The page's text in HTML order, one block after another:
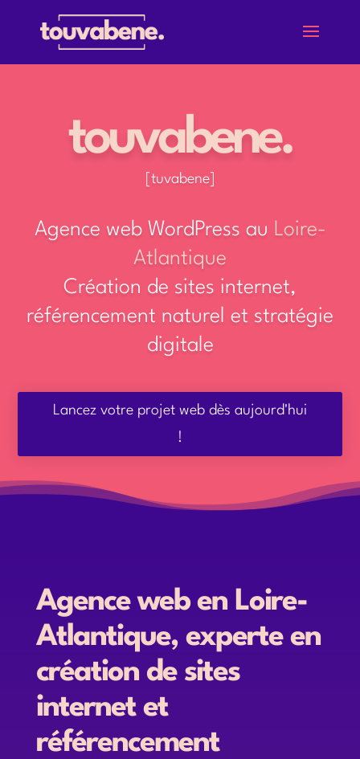
touvabene.
[tuvabene]
Agence web WordPress au Loire-
Atlantique
Création de sites internet,
référencement naturel et stratégie
digitale
Lancez votre projet web dès aujourd'hui
!
Agence web en Loire-
Atlantique, experte en
création de sites
internet et
référencement